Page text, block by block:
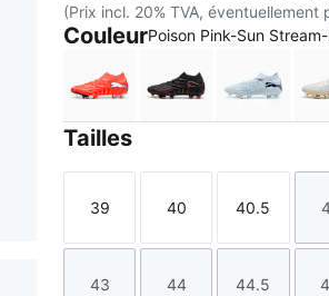
(Prix incl. 20% TVA, éventuellement
CouleurPoison Pink-Sun
Glowing Red-PUMA White-
PUMA Black-
Icy
Tailles
Taille
39
Taille
40
Taille
40.5
43 44 44.5